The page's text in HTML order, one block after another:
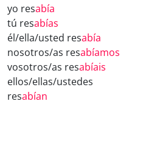
yo resabía
tú resabías
él/ella/usted resabía
nosotros/as resabíamos
vosotros/as resabíais
ellos/ellas/ustedes
resabían